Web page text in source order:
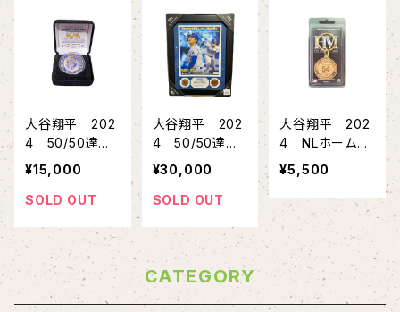
大谷翔平 202
4 50/50達成
記念グッズ ゴ
ールドコイン
¥15,000
SOLD OUT
大谷翔平 202
4 50/50達成
記念グッズ ダ
ブルコインフォト
ミント
¥30,000
SOLD OUT
大谷翔平 202
4 NLホームラ
ン王記念 コイ
ンキーチェーン
¥5,500
CATEGORY